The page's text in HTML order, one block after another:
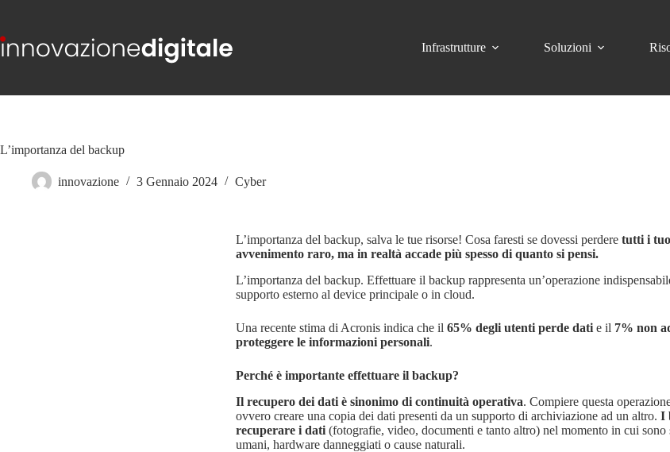
Infrastrutture Soluzioni
L’importanza del backup
innovazione 3 Gennaio 2024 Cyber
L’importanza del backup, salva le tue risorse! Cosa faresti se dovessi perdere tutti i
avvenimento raro, ma in realtà accade più spesso di quanto si pensi.
L’importanza del backup. Effettuare il backup rappresenta un’operazione
supporto esterno al device principale o in cloud.
Una recente stima di Acronis indica che il 65% degli utenti perde dati e il 7% non
proteggere le informazioni personali.
Perché è importante effettuare il backup?
Il recupero dei dati è sinonimo di continuità operativa. Compiere questa
ovvero creare una copia dei dati presenti da un supporto di archiviazione ad un altro. I
recuperare i dati (fotografie, video, documenti e tanto altro) nel momento in cui sono
umani, hardware danneggiati o cause naturali.